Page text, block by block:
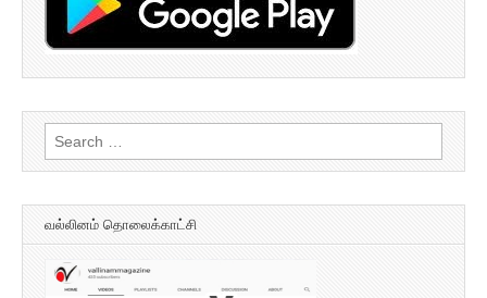
Search
for:
வல்லினம் தொலைக்காட்சி